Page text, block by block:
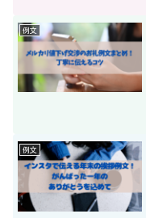
例文
例文